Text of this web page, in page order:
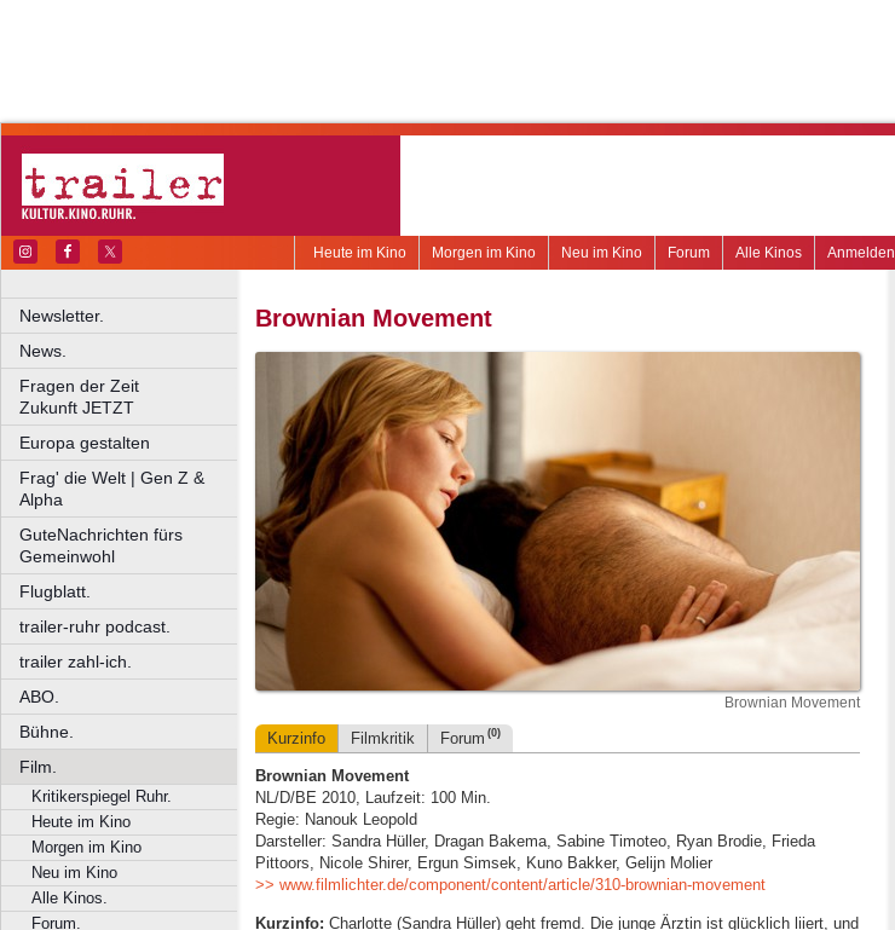
Anmelden
Alle Kinos
Forum
Neu im Kino
Morgen im Kino
Heute im Kino
Newsletter.
News.
Fragen der Zeit
Zukunft JETZT
Europa gestalten
Frag' die Welt | Gen Z &
Alpha
GuteNachrichten fürs
Gemeinwohl
Flugblatt.
trailer-ruhr podcast.
trailer zahl-ich.
ABO.
Bühne.
Film.
Kritikerspiegel Ruhr.
Heute im Kino
Morgen im Kino
Neu im Kino
Alle Kinos.
Forum.
Brownian Movement
Brownian Movement
Kurzinfo Filmkritik Forum (0)
Brownian Movement
NL/D/BE 2010, Laufzeit: 100 Min.
Regie: Nanouk Leopold
Darsteller: Sandra Hüller, Dragan Bakema, Sabine Timoteo, Ryan Brodie, Frieda
Pittoors, Nicole Shirer, Ergun Simsek, Kuno Bakker, Gelijn Molier
>> www.filmlichter.de/component/content/article/310-brownian-movement
Kurzinfo: Charlotte (Sandra Hüller) geht fremd. Die junge Ärztin ist glücklich liiert, und